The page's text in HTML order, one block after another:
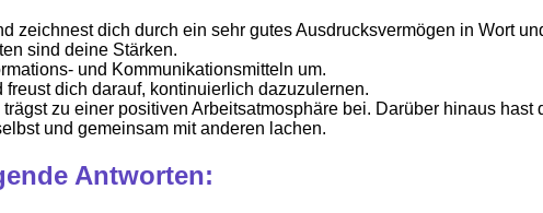
zeichnest dich durch ein sehr gutes Ausdrucksvermögen in Wort
sind deine Stärken.
und Kommunikationsmitteln um.
dich darauf, kontinuierlich dazuzulernen.
zu einer positiven Arbeitsatmosphäre bei. Darüber hinaus
und gemeinsam mit anderen lachen.
Antworten: